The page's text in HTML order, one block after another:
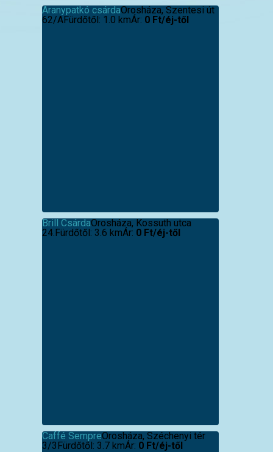
Aranypatkó csárdaOrosháza, Szentesi út
62/AFürdőtől: 1.0 kmÁr: 0 Ft/éj-től
Brill CsárdaOrosháza, Kossuth utca
24.Fürdőtől: 3.6 kmÁr: 0 Ft/éj-től
Caffé SempreOrosháza, Széchenyi tér
3/3Fürdőtől: 3.7 kmÁr: 0 Ft/éj-től